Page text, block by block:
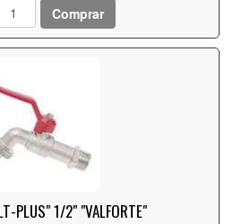
Comprar
PLUS" 1/2" "VALFORTE"